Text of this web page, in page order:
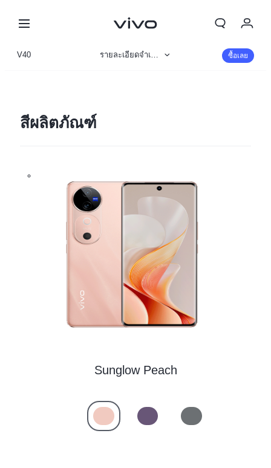
My Order
V40 รายละเอียดจำเพาะ ซื้อเลย
สีผลิตภัณฑ์
Sunglow Peach